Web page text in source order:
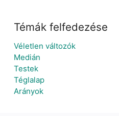
Témák felfedezése
Véletlen változók
Medián
Testek
Téglalap
Arányok